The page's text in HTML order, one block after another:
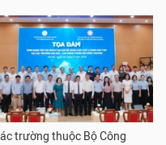
trường thuộc Bộ Công